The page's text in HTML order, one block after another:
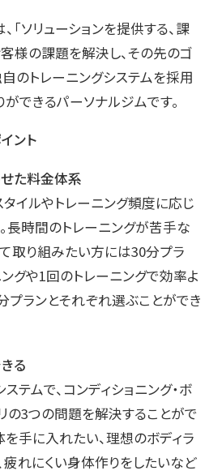
「ソリューションを提供する、課
様の課題を解決し、その先のゴ
のトレーニングシステムを採用
できるパーソナルジムです。
ント
せた料金体系
イルやトレーニング頻度に応じ
長時間のトレーニングが苦手な
取り組みたい方には30分プラ
グや1回のトレーニングで効率よ
プランとそれぞれ選ぶことができ
る
テムで、コンディショニング・ボ
の3つの問題を解決することがで
手に入れたい、理想のボディラ
疲れにくい身体作りをしたいなど